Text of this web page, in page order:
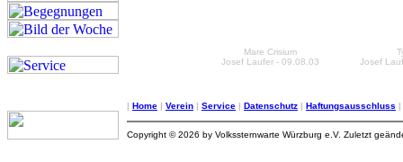
Mare Crisium
Josef Laufer - 09.08.03
Josef
| Home | Verein | Service | Datenschutz | Haftungsausschluss |
Copyright © 2026 by Volkssternwarte Würzburg e.V. Zuletzt